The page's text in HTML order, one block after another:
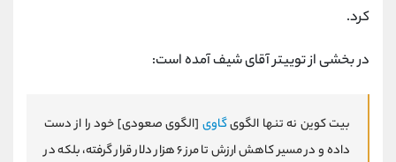
کرد.
در بخشی از توییتر آقای شیف آمده است:
بیت کوین نه تنها الگویگاوی [الگوی صعودی] خود را از دست
داده و در مسیر کاهش ارزش تا مرز ۶ هزار دلار قرار گرفته، بلکه در